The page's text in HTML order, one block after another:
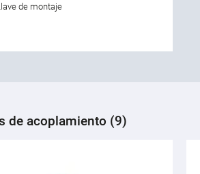
de montaje
de acoplamiento (9)